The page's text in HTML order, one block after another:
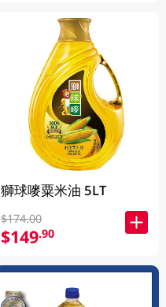
獅球嘜粟米油 5LT
$174.00
$149.90